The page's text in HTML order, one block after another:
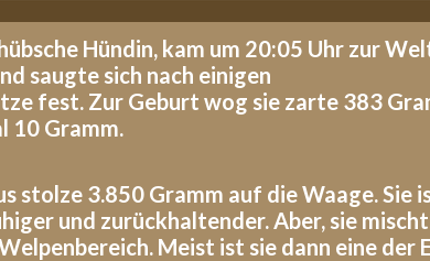
Hündin, kam um 20:05 Uhr zur
saugte sich nach einigen
fest. Zur Geburt wog sie zarte 383
10 Gramm.
stolze 3.850 Gramm auf die Waage. Sie
und zurückhaltender. Aber, sie
Meist ist sie dann eine der